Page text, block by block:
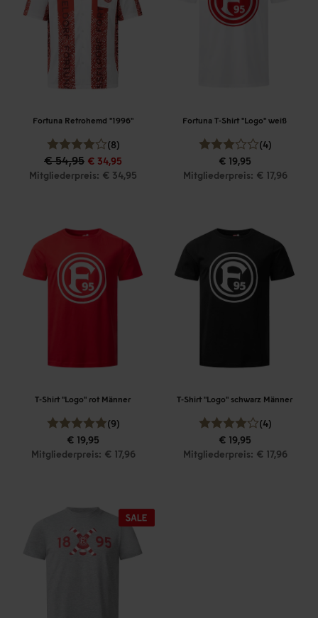
Fortuna Retrohemd "1996"
(8)
€ 54,95 € 34,95
Mitgliederpreis: € 34,95
Fortuna T-Shirt "Logo" weiß
(4)
€ 19,95
Mitgliederpreis: € 17,96
T-Shirt "Logo" rot Männer
(9)
€ 19,95
Mitgliederpreis: € 17,96
T-Shirt "Logo" schwarz Männer
(4)
€ 19,95
Mitgliederpreis: € 17,96